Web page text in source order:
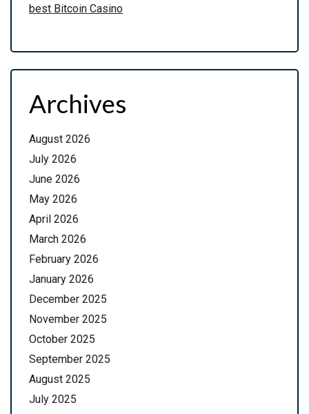
best Bitcoin Casino
Archives
August 2026
July 2026
June 2026
May 2026
April 2026
March 2026
February 2026
January 2026
December 2025
November 2025
October 2025
September 2025
August 2025
July 2025